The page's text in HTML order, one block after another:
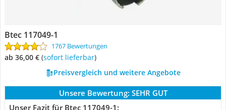
Btec 117049-1
1767 Bewertungen
ab 36,00 € ( Sofort lieferbar)
Preisvergleich und weitere Angebote
Unsere Bewertung: SEHR GUT
Unser Fazit für Btec 117049-1: